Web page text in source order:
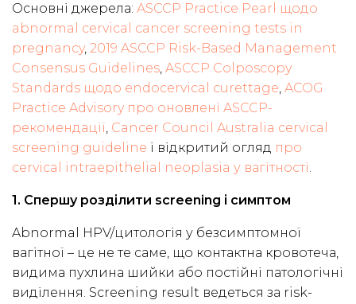
Основні джерела: ASCCP Practice Pearl щодо
abnormal cervical cancer screening tests in
pregnancy, 2019 ASCCP Risk-Based Management
Consensus Guidelines, ASCCP Colposcopy
Standards щодо endocervical curettage, ACOG
Practice Advisory про оновлені ASCCP-
рекомендації, Cancer Council Australia cervical
screening guideline і відкритий огляд про
cervical intraepithelial neoplasia у вагітності.
1. Спершу розділити screening і симптом
Abnormal HPV/цитологія у безсимптомної
вагітної – це не те саме, що контактна кровотеча,
видима пухлина шийки або постійні патологічні
виділення. Screening result ведеться за risk-